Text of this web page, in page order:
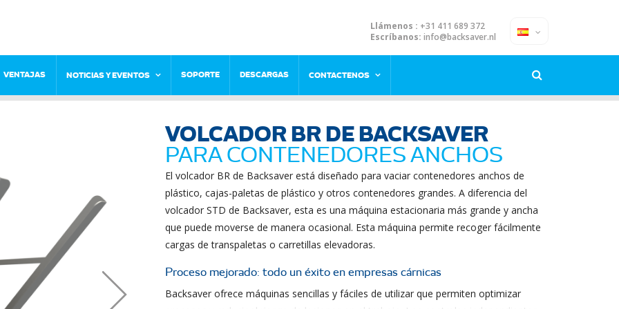
Llámenos : +31 411 689 372
Escríbanos: info@backsaver.nl
VENTAJAS NOTICIAS Y EVENTOS SOPORTE DESCARGAS CONTACTENOS
VOLCADOR BR DE BACKSAVER
PARA CONTENEDORES ANCHOS
El volcador BR de Backsaver está diseñado para vaciar contenedores anchos de
plástico, cajas-paletas de plástico y otros contenedores grandes. A diferencia del
volcador STD de Backsaver, esta es una máquina estacionaria más grande y ancha
que puede moverse de manera ocasional. Esta máquina permite recoger fácilmente
cargas de transpaletas o carretillas elevadoras.
Proceso mejorado: todo un éxito en empresas cárnicas
Backsaver ofrece máquinas sencillas y fáciles de utilizar que permiten optimizar